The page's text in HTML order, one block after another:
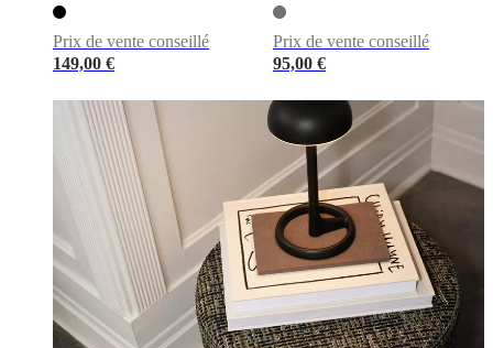
d'exposition
mangerChambres
espacesBureauxBoConcept
Christensen
InspirationService
ContactDélai
Entretien
meublesInstructions
d’assemblage
GarantieJuridique
Service
Décoration
d'IntérieurCommandez
Prix de vente conseillé
149,00 €
Prix de vente conseillé
95,00 €